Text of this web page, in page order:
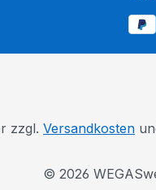
zzgl. Versandkosten
© 2026